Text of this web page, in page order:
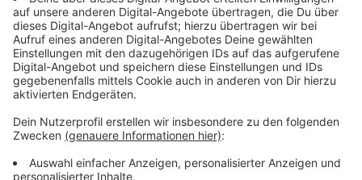
gedeiht prächtig, aber die Radieschen…Wer frisst denn
da immer das frische Grün ab? So wird das nie was und
der bergische Aprilregen spült anscheinend immer
wieder Schnecken oder andere gefräßige Tierchen in
meinem Beet hoch. Wer auch immer sich noch vor mir
ziemlich gut, ich konnte jedenfalls immer nur das
Ergebnis der Fressorgie begutachten. Nun, es steht zu
befürchten, dass mein Salat als nächstes dran ist, aber